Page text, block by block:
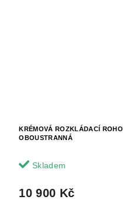
KRÉMOVÁ ROZKLÁDACÍ
OBOUSTRANNÁ
Skladem
10 900 Kč